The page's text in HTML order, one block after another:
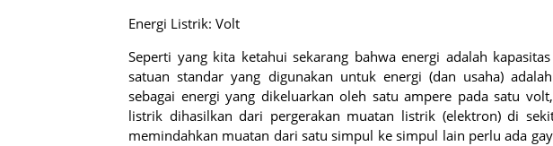
Energi Listrik: Volt
Seperti yang kita ketahui sekarang bahwa energi adalah
satuan standar yang digunakan untuk energi (dan usaha)
sebagai energi yang dikeluarkan oleh satu ampere pada satu
listrik dihasilkan dari pergerakan muatan listrik (elektron) di
memindahkan muatan dari satu simpul ke simpul lain perlu ada